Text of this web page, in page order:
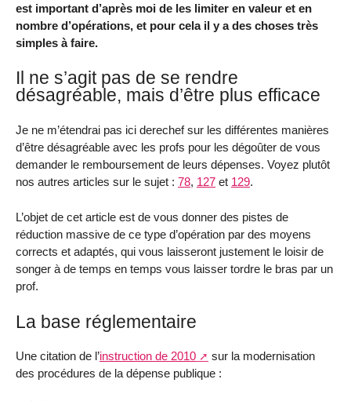
est important d’après moi de les limiter en valeur et en
nombre d’opérations, et pour cela il y a des choses très
simples à faire.
Il ne s’agit pas de se rendre
désagréable, mais d’être plus efficace
Je ne m’étendrai pas ici derechef sur les différentes manières
d’être désagréable avec les profs pour les dégoûter de vous
demander le remboursement de leurs dépenses. Voyez plutôt
nos autres articles sur le sujet : 78, 127 et 129.
L’objet de cet article est de vous donner des pistes de
réduction massive de ce type d’opération par des moyens
corrects et adaptés, qui vous laisseront justement le loisir de
songer à de temps en temps vous laisser tordre le bras par un
prof.
La base réglementaire
Une citation de l’instruction de 2010
sur la modernisation
des procédures de la dépense publique :